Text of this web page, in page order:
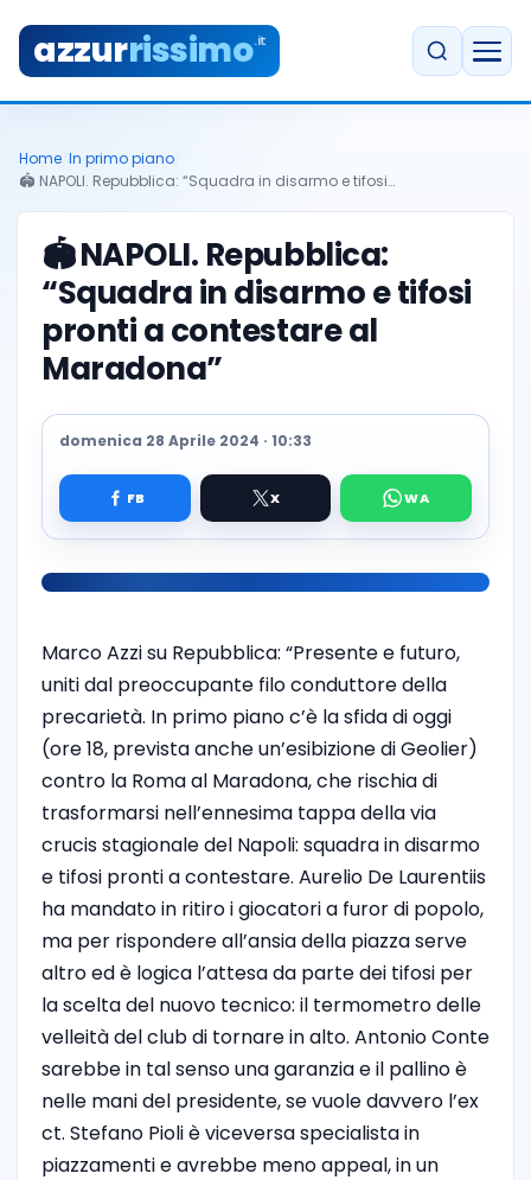
azzurrissimo.it
Home In primo piano
🏟️ NAPOLI. Repubblica: “Squadra in disarmo e tifosi…
🏟️NAPOLI. Repubblica:
“Squadra in disarmo e tifosi
pronti a contestare al
Maradona”
domenica 28 Aprile 2024 · 10:33
Marco Azzi su Repubblica: “Presente e futuro,
uniti dal preoccupante filo conduttore della
precarietà. In primo piano c’è la sfida di oggi
(ore 18, prevista anche un’esibizione di Geolier)
contro la Roma al Maradona, che rischia di
trasformarsi nell’ennesima tappa della via
crucis stagionale del Napoli: squadra in disarmo
e tifosi pronti a contestare. Aurelio De Laurentiis
ha mandato in ritiro i giocatori a furor di popolo,
ma per rispondere all’ansia della piazza serve
altro ed è logica l’attesa da parte dei tifosi per
la scelta del nuovo tecnico: il termometro delle
velleità del club di tornare in alto. Antonio Conte
sarebbe in tal senso una garanzia e il pallino è
nelle mani del presidente, se vuole davvero l’ex
ct. Stefano Pioli è viceversa specialista in
piazzamenti e avrebbe meno appeal, in un